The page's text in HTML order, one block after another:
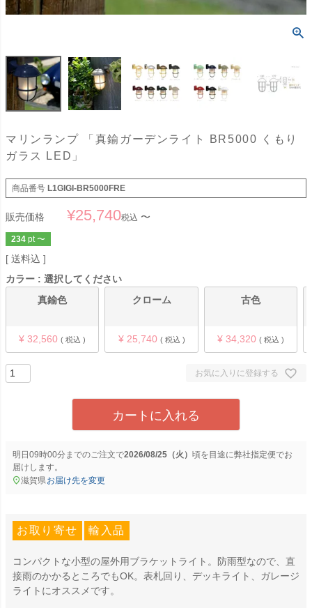
マリンランプ 「真鍮ガーデンライト BR5000 くもり
ガラス LED」
商品番号 L1GIGI-BR5000FRE
販売価格 ¥25,740税込 〜
234 pt 〜
送料込
カラー
選択してください
真鍮色
¥ 32,560 税込
クローム
¥ 25,740 税込
古色
¥ 34,320 税込
お気に入りに登録する
カートに入れる
明日 09時00分までのご注文で2026/08/25（火） に弊社指定便でお
届けします。
滋賀県お届け先を変更
お取り寄せ 輸入品
コンパクトな小型の屋外用ブラケットライト。防雨型なので、直
接雨のかかるところでもOK。表札回り、デッキライト、ガレージ
ライトにオススメです。